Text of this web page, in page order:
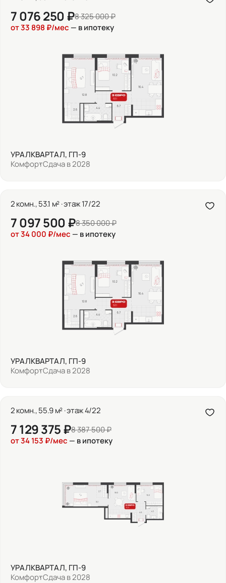
7 076 250 ₽8 325 000 ₽
от 33 898 ₽/мес — в ипотеку
УРАЛКВАРТАЛ, ГП-9
КомфортСдача в 2028
2 комн., 53.1 м² · этаж 17/22
7 097 500 ₽8 350 000 ₽
от 34 000 ₽/мес — в ипотеку
УРАЛКВАРТАЛ, ГП-9
КомфортСдача в 2028
2 комн., 55.9 м² · этаж 4/22
7 129 375 ₽8 387 500 ₽
от 34 153 ₽/мес — в ипотеку
УРАЛКВАРТАЛ, ГП-9
КомфортСдача в 2028